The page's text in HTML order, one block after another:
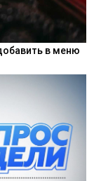
в меню